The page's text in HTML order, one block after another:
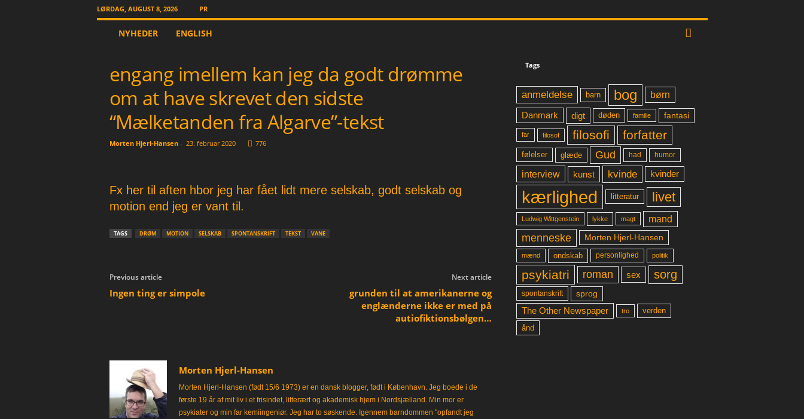
LØRDAG, AUGUST 8, 2026
PR
T
NYHEDER ENGLISH
engang imellem kan jeg da godt drømme
om at have skrevet den sidste
“Mælketanden fra Algarve”-tekst
Morten Hjerl-Hansen- 23. februar 2020 776
Fx her til aften hbor jeg har fået lidt mere selskab, godt selskab og
motion end jeg er vant til.
TAGS DRØM MOTION SELSKAB SPONTANSKRIFT TEKST VANE
Previous article
Ingen ting er simpole
Next article
grunden til at amerikanerne og
englænderne ikke er med på
autiofiktionsbølgen…
Morten Hjerl-Hansen
Morten Hjerl-Hansen (født 15/6 1973) er en dansk blogger, født i København. Jeg boede i de
første 19 år af mit liv i et frisindet, litterært og akademisk hjem i Nordsjælland. Min mor er
psykiater og min far kemiingeniør. Jeg har to søskende. Igennem barndommen "opfandt jeg
Tags
anmeldelse barn bog børn
Danmark digt døden familie fantasi
far filosof filosofi forfatter
følelser glæde Gud had humor
interview kunst kvinde kvinder
kærlighed litteratur livet
Ludwig Wittgenstein lykke magt mand
menneske Morten Hjerl-Hansen
mænd ondskab personlighed politik
psykiatri roman sex sorg
spontanskrift sprog
The Other Newspaper tro verden
ånd